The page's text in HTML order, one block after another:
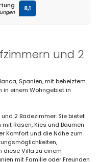
und 2
Spanien, mit beheiztem
in einem Wohngebiet in
2 Badezimmer. Sie bietet
Rasen, Kies und Bäumen
Komfort und die Nähe zum
diese Villa zu einem
mit Familie oder Freunden
8,1